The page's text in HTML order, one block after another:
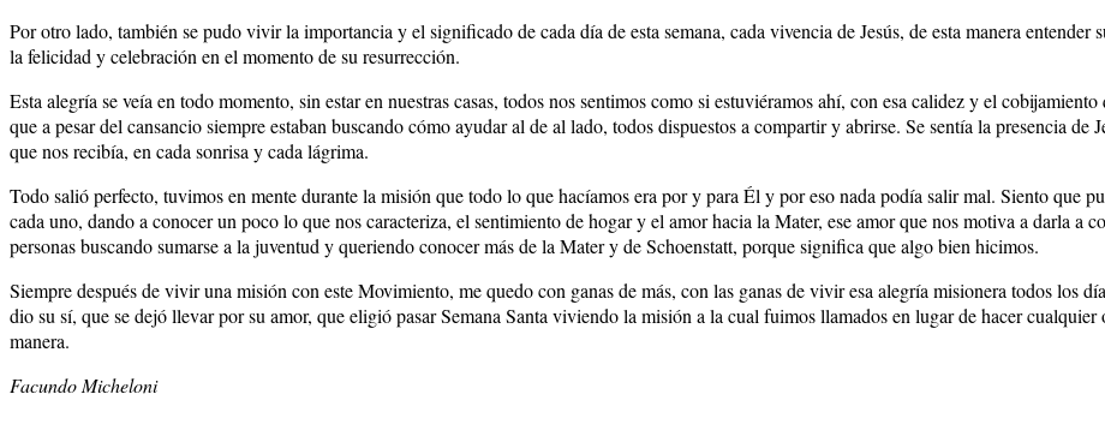
Por otro lado, también se pudo vivir la importancia y el significado de cada día de esta semana, cada vivencia de Jesús, de esta manera
la felicidad y celebración en el momento de su resurrección.
Esta alegría se veía en todo momento, sin estar en nuestras casas, todos nos sentimos como si estuviéramos ahí, con esa calidez y el
que a pesar del cansancio siempre estaban buscando cómo ayudar al de al lado, todos dispuestos a compartir y abrirse. Se sentía la presencia
que nos recibía, en cada sonrisa y cada lágrima.
Todo salió perfecto, tuvimos en mente durante la misión que todo lo que hacíamos era por y para Él y por eso nada podía salir mal. Siento que
cada uno, dando a conocer un poco lo que nos caracteriza, el sentimiento de hogar y el amor hacia la Mater, ese amor que nos motiva a darla a
personas buscando sumarse a la juventud y queriendo conocer más de la Mater y de Schoenstatt, porque significa que algo bien hicimos.
Siempre después de vivir una misión con este Movimiento, me quedo con ganas de más, con las ganas de vivir esa alegría misionera todos los
dio su sí, que se dejó llevar por su amor, que eligió pasar Semana Santa viviendo la misión a la cual fuimos llamados en lugar de hacer
manera.
Facundo Micheloni